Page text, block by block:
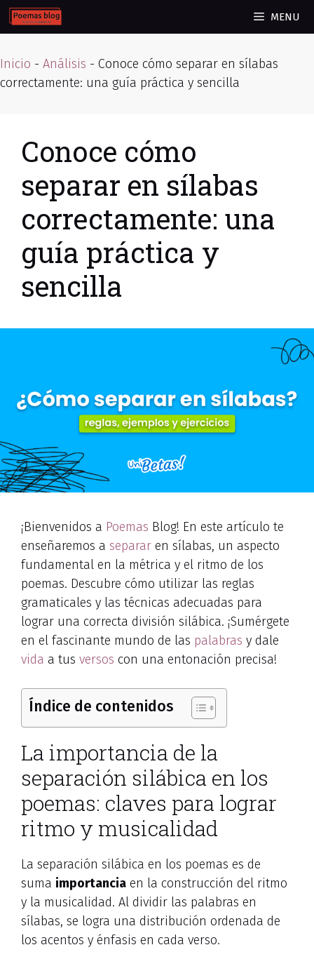
Skip
to
MENU
Inicio - Análisis - Conoce cómo separar en sílabas
correctamente: una guía práctica y sencilla
Conoce cómo
separar en sílabas
correctamente: una
guía práctica y
sencilla
¡Bienvenidos a Poemas Blog! En este artículo te
enseñaremos a separar en sílabas, un aspecto
fundamental en la métrica y el ritmo de los
poemas. Descubre cómo utilizar las reglas
gramaticales y las técnicas adecuadas para
lograr una correcta división silábica. ¡Sumérgete
en el fascinante mundo de las palabras y dale
vida a tus versos con una entonación precisa!
Índice de contenidos
La importancia de la
separación silábica en los
poemas: claves para lograr
ritmo y musicalidad
La separación silábica en los poemas es de
suma importancia en la construcción del ritmo
y la musicalidad. Al dividir las palabras en
sílabas, se logra una distribución ordenada de
los acentos y énfasis en cada verso.